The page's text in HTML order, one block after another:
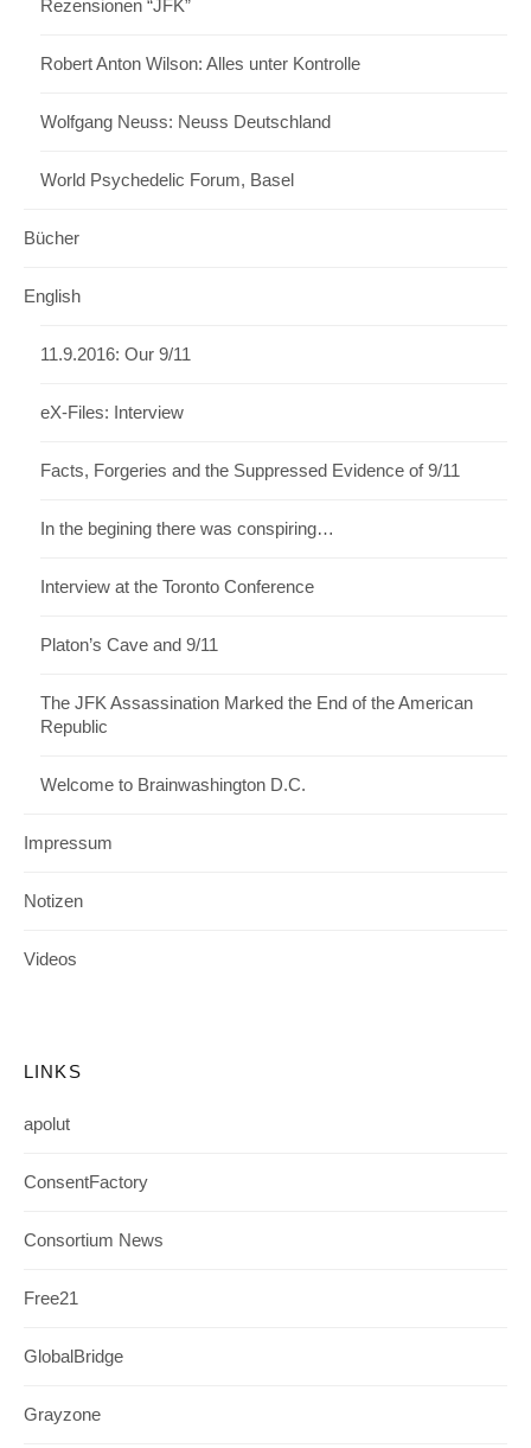
Rezensionen “JFK”
Robert Anton Wilson: Alles unter Kontrolle
Wolfgang Neuss: Neuss Deutschland
World Psychedelic Forum, Basel
Bücher
English
11.9.2016: Our 9/11
eX-Files: Interview
Facts, Forgeries and the Suppressed Evidence of 9/11
In the begining there was conspiring…
Interview at the Toronto Conference
Platon’s Cave and 9/11
The JFK Assassination Marked the End of the American
Republic
Welcome to Brainwashington D.C.
Impressum
Notizen
Videos
LINKS
apolut
ConsentFactory
Consortium News
Free21
GlobalBridge
Grayzone